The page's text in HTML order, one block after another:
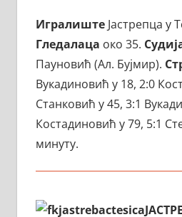
ИгралиштеЈастрепца у
Гледалаца око 35.
Пауновић (Ал. Бујмир).
Вукадиновић у 18, 2:0
Станковић у 45, 3:1
Костадиновић у 79, 5:1
минуту.